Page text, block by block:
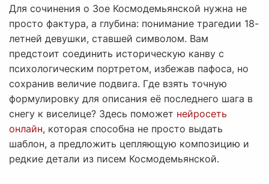
Для сочинения о Зое Космодемьянской нужна не
просто фактура, а глубина: понимание трагедии 18-
летней девушки, ставшей символом. Вам
предстоит соединить историческую канву с
психологическим портретом, избежав пафоса, но
сохранив величие подвига. Где взять точную
формулировку для описания её последнего шага в
снегу к виселице? Здесь поможет нейросеть
онлайн, которая способна не просто выдать
шаблон, а предложить цепляющую композицию и
редкие детали из писем Космодемьянской.